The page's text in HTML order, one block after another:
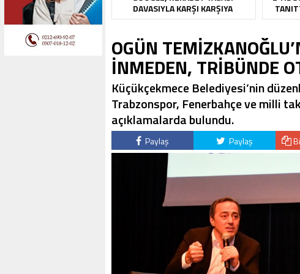
DAVASIYLA KARŞI KARŞIYA
OGÜN
İNMEDEN, TRİBÜNDE
Küçükçekmece Belediyesi’nin
Trabzonspor, Fenerbahçe ve milli
açıklamalarda bulundu.
Paylaş Paylaş